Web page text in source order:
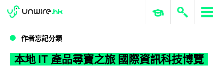
本地 IT 產品尋寶之旅 國際資訊科技博覽
WWDC 2026 ERP 與商業 AI
作者忘記分類
本地 IT 產品尋寶之旅 國際資訊科技博覽